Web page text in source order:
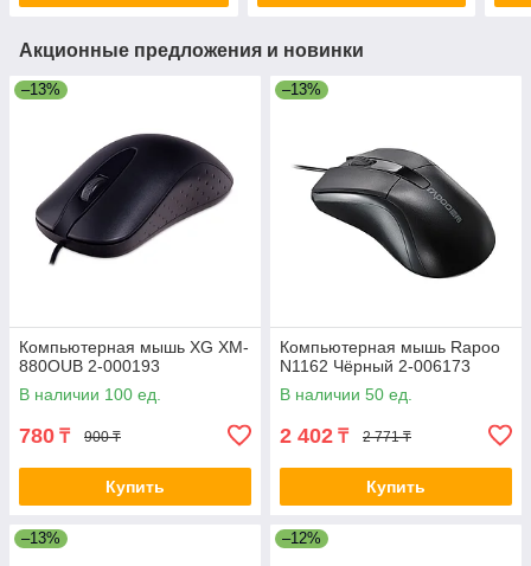
Акционные предложения и новинки
–13%
Компьютерная мышь XG XM-
880OUB 2-000193
В наличии 100 ед.
780 ₸ 900 ₸
Купить
–13%
Компьютерная мышь Rapoo
N1162 Чёрный 2-006173
В наличии 50 ед.
2 402 ₸ 2 771 ₸
Купить
–13% –12%